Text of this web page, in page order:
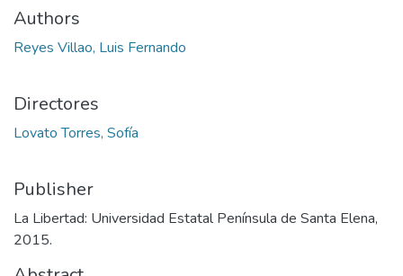
Authors
Reyes Villao, Luis Fernando
Directores
Lovato Torres, Sofía
Publisher
La Libertad: Universidad Estatal Península de Santa Elena,
2015.